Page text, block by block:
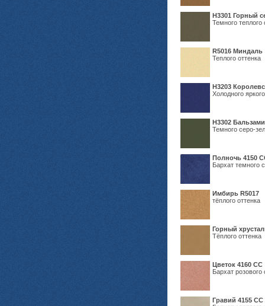
Н3301 Горный
Темного теплого
R5016 Миндаль
Теплого оттенка
Н3203
Холодного
Н3302
Темного серо-
Полночь 4150
Бархат темного
Имбирь R5017
тёплого оттенка
Горный
Тёплого оттенка
Цветок 4160 СС
Бархат розового
Гравий 4155 СС